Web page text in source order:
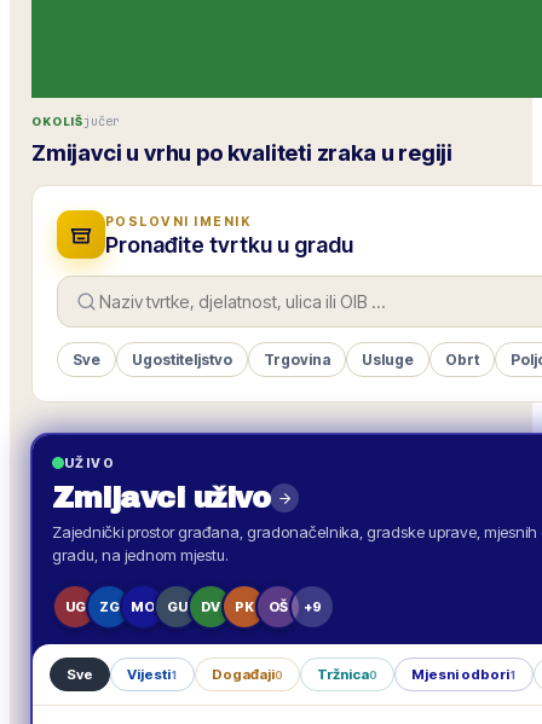
OKOLIŠjučer
Zmijavci u vrhu po kvaliteti zraka u regiji
POSLOVNI IMENIK
Pronađite tvrtku u gradu
Sve Ugostiteljstvo Trgovina Usluge Obrt
UŽIVO
Zmijavciuživo
Zajednički prostor građana, gradonačelnika, gradske uprave,
gradu, na jednom mjestu.
UG ZG MO GU DV PK OŠ +9
Sve Vijesti1 Događaji0 Tržnica0 Mjesni odbori1